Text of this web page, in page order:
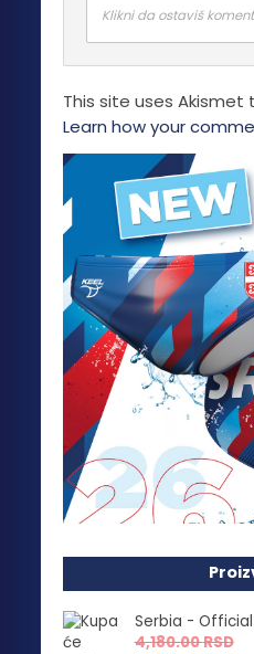
biti
izabrane
na
proizvoda.
Klikni da ostaviš
This site uses
Learn how your
Serbia -
4,180.00RSD